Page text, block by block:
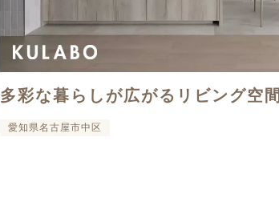
多彩な暮らしが広がるリビング空間
愛知県名古屋市中区